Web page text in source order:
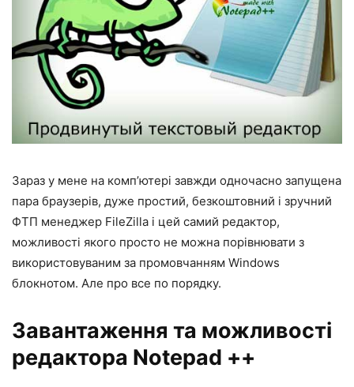
Зараз у мене на комп’ютері завжди одночасно запущена
пара браузерів, дуже простий, безкоштовний і зручний
ФТП менеджер FileZilla і цей самий редактор,
можливості якого просто не можна порівнювати з
використовуваним за промовчанням Windows
блокнотом. Але про все по порядку.
Завантаження та можливості
редактора Notepad ++